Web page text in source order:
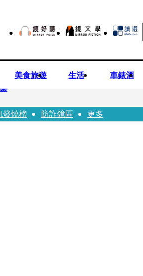
美食旅遊 生活 車錶酒
將採必要憲政作為
發燒榜 防詐鏡區 更多